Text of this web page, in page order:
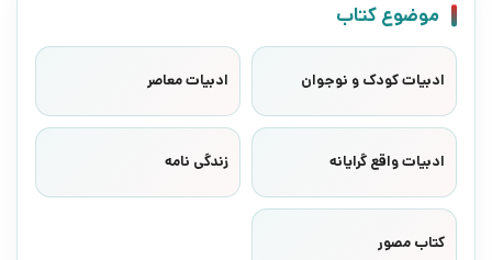
موضوع کتاب
ادبیات کودک و نوجوان ادبیات معاصر
ادبیات واقع گرایانه زندگی نامه
کتاب مصور